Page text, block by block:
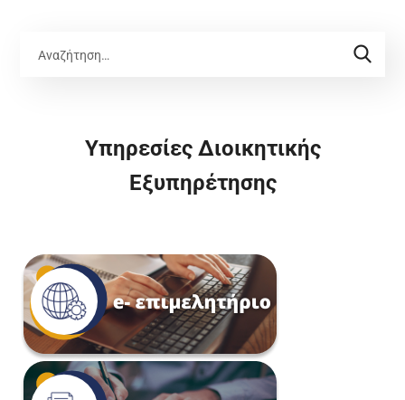
Υπηρεσίες Διοικητικής
Εξυπηρέτησης